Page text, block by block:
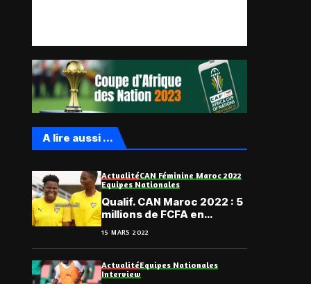
A lire aussi ...
ActualitéCAN Féminine Maroc 2022
Equipes Nationales
Qualif. CAN Maroc 2022 : 5
millions de FCFA en
récompense à chaque
Épervier Dame
15 MARS 2022
ActualitéEquipes Nationales
Interview